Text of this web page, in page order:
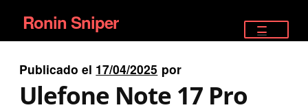
Ir
a
la
navegación
Ir
al
contenido
Ronin Sniper
EQUIPAMIENTO ÉLITE
Publicado el 17/04/2025 por
Ulefone Note 17 Pro